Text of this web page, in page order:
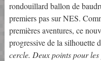
rondouillard ballon de
premiers pas sur NES.
premières aventures, ce
progressive de la silhouette
cercle. Deux points pour